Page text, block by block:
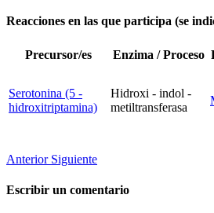
Reacciones en las que participa (se
Precursor/es Enzima / Proceso
Serotonina (5 -
hidroxitriptamina)
Hidroxi - indol -
metiltransferasa
Anterior Siguiente
Escribir un comentario